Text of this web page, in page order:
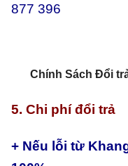
877 396
Chính Sách Đổi
5. Chi phí đổi trả
+ Nếu lỗi từ